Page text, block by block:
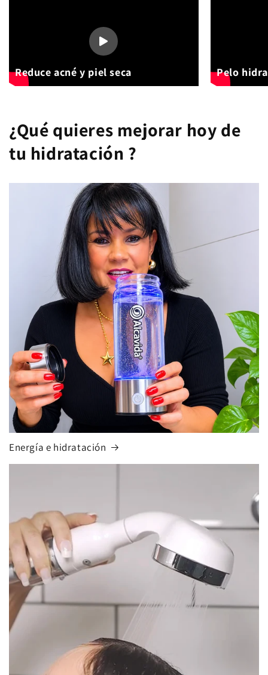
Reduce acné y piel seca Pelo
¿Qué quieres mejorar hoy de
tu hidratación ?
Energía e hidratación